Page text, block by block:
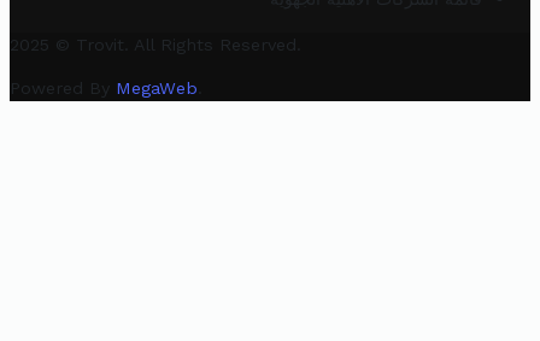
2025 © Trovit. All Rights Reserved.
Powered By MegaWeb